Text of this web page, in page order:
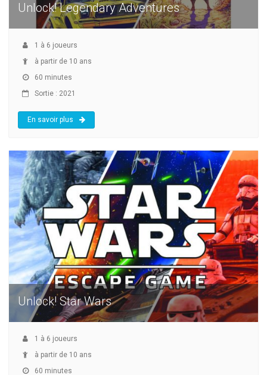
Unlock! Legendary Adventures
1 à 6 joueurs
à partir de 10 ans
60 minutes
Sortie : 2021
En savoir plus
Unlock! Star Wars
1 à 6 joueurs
à partir de 10 ans
60 minutes